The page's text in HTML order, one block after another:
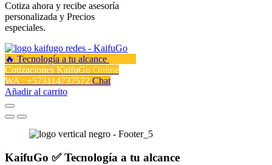
Cotiza ahora y recibe asesoría
personalizada y Precios
especiales.
Cotizaciones KaifuGo Online
WA : +573114737572 Chat
Añadir al carrito
KaifuGo ✅ Tecnología a tu alcance